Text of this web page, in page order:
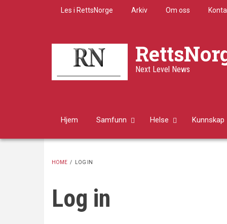
Les i RettsNorge Arkiv Om oss
Next Level News
Hjem Samfunn Helse Kunnskap
HOME / LOG IN
Log in